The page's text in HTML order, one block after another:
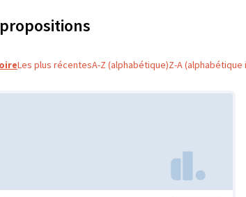
Les plus récentesA-Z (alphabétique)Z-A (alphabétique